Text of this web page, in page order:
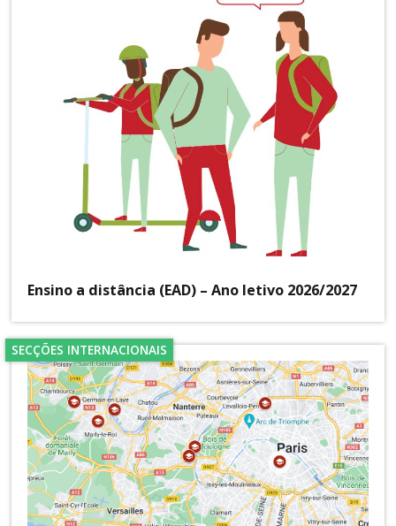
Ensino a distância (EAD) – Ano letivo 2026/2027
SECÇÕES INTERNACIONAIS